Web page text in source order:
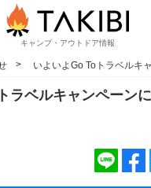
キャンプ・アウトドア情報
いよいよGo Toトラベルキ
ラベルキャンペーン